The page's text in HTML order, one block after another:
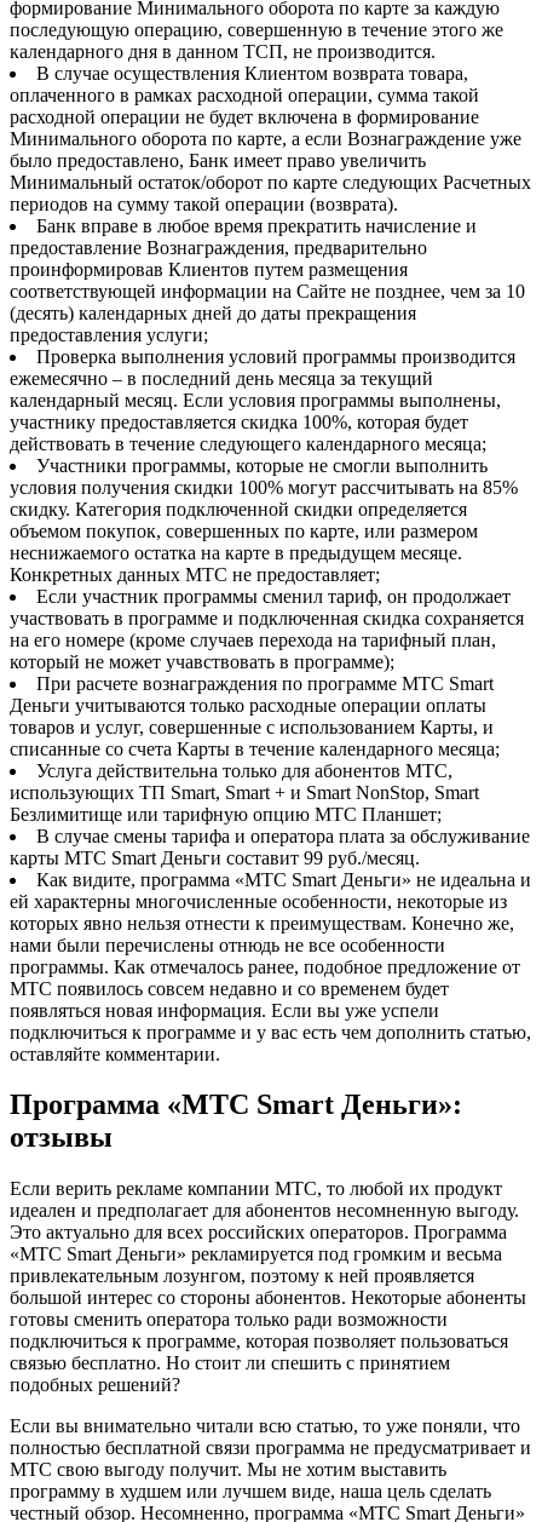
формирование Минимального оборота по карте за каждую
последующую операцию, совершенную в течение этого же
календарного дня в данном ТСП, не производится.
В случае осуществления Клиентом возврата товара,
оплаченного в рамках расходной операции, сумма такой
расходной операции не будет включена в формирование
Минимального оборота по карте, а если Вознаграждение уже
было предоставлено, Банк имеет право увеличить
Минимальный остаток/оборот по карте следующих Расчетных
периодов на сумму такой операции (возврата).
Банк вправе в любое время прекратить начисление и
предоставление Вознаграждения, предварительно
проинформировав Клиентов путем размещения
соответствующей информации на Сайте не позднее, чем за 10
(десять) календарных дней до даты прекращения
предоставления услуги;
Проверка выполнения условий программы производится
ежемесячно – в последний день месяца за текущий
календарный месяц. Если условия программы выполнены,
участнику предоставляется скидка 100%, которая будет
действовать в течение следующего календарного месяца;
Участники программы, которые не смогли выполнить
условия получения скидки 100% могут рассчитывать на 85%
скидку. Категория подключенной скидки определяется
объемом покупок, совершенных по карте, или размером
неснижаемого остатка на карте в предыдущем месяце.
Конкретных данных МТС не предоставляет;
Если участник программы сменил тариф, он продолжает
участвовать в программе и подключенная скидка сохраняется
на его номере (кроме случаев перехода на тарифный план,
который не может учавствовать в программе);
При расчете вознаграждения по программе МТС Smart
Деньги учитываются только расходные операции оплаты
товаров и услуг, совершенные с использованием Карты, и
списанные со счета Карты в течение календарного месяца;
Услуга действительна только для абонентов МТС,
использующих ТП Smart, Smart + и Smart NonStop, Smart
Безлимитище или тарифную опцию МТС Планшет;
В случае смены тарифа и оператора плата за обслуживание
карты МТС Smart Деньги составит 99 руб./месяц.
Как видите, программа «МТС Smart Деньги» не идеальна и
ей характерны многочисленные особенности, некоторые из
которых явно нельзя отнести к преимуществам. Конечно же,
нами были перечислены отнюдь не все особенности
программы. Как отмечалось ранее, подобное предложение от
МТС появилось совсем недавно и со временем будет
появляться новая информация. Если вы уже успели
подключиться к программе и у вас есть чем дополнить статью,
оставляйте комментарии.
Программа «МТС Smart Деньги»:
отзывы
Если верить рекламе компании МТС, то любой их продукт
идеален и предполагает для абонентов несомненную выгоду.
Это актуально для всех российских операторов. Программа
«МТС Smart Деньги» рекламируется под громким и весьма
привлекательным лозунгом, поэтому к ней проявляется
большой интерес со стороны абонентов. Некоторые абоненты
готовы сменить оператора только ради возможности
подключиться к программе, которая позволяет пользоваться
связью бесплатно. Но стоит ли спешить с принятием
подобных решений?
Если вы внимательно читали всю статью, то уже поняли, что
полностью бесплатной связи программа не предусматривает и
МТС свою выгоду получит. Мы не хотим выставить
программу в худшем или лучшем виде, наша цель сделать
честный обзор. Несомненно, программа «МТС Smart Деньги»